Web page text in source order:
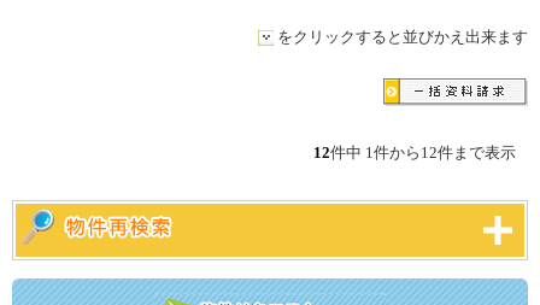
をクリックすると並びかえ出来ます
12件中 1件から12件まで表示